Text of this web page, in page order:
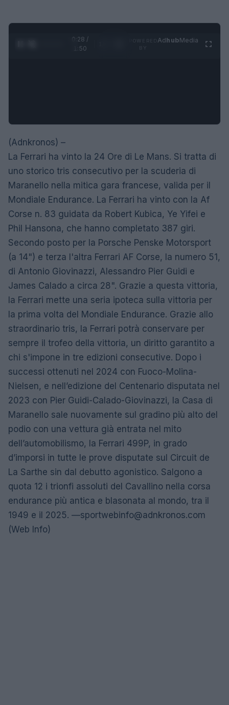
0:28 /
1:50
AdhubMedia
(Adnkronos) –
La Ferrari ha vinto la 24 Ore di Le Mans. Si tratta di
uno storico tris consecutivo per la scuderia di
Maranello nella mitica gara francese, valida per il
Mondiale Endurance. La Ferrari ha vinto con la Af
Corse n. 83 guidata da Robert Kubica, Ye Yifei e
Phil Hansona, che hanno completato 387 giri.
Secondo posto per la Porsche Penske Motorsport
(a 14") e terza l'altra Ferrari AF Corse, la numero 51,
di Antonio Giovinazzi, Alessandro Pier Guidi e
James Calado a circa 28". Grazie a questa vittoria,
la Ferrari mette una seria ipoteca sulla vittoria per
la prima volta del Mondiale Endurance. Grazie allo
straordinario tris, la Ferrari potrà conservare per
sempre il trofeo della vittoria, un diritto garantito a
chi s'impone in tre edizioni consecutive. Dopo i
successi ottenuti nel 2024 con Fuoco-Molina-
Nielsen, e nell’edizione del Centenario disputata nel
2023 con Pier Guidi-Calado-Giovinazzi, la Casa di
Maranello sale nuovamente sul gradino più alto del
podio con una vettura già entrata nel mito
dell’automobilismo, la Ferrari 499P, in grado
d’imporsi in tutte le prove disputate sul Circuit de
La Sarthe sin dal debutto agonistico. Salgono a
quota 12 i trionfi assoluti del Cavallino nella corsa
endurance più antica e blasonata al mondo, tra il
1949 e il 2025. —sportwebinfo@adnkronos.com
(Web Info)